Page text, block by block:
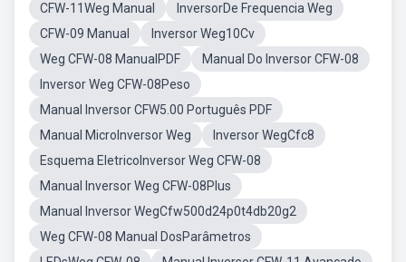
CFW-11Weg Manual
InversorDe Frequencia Weg
CFW-09 Manual
Inversor Weg10Cv
Weg CFW-08 ManualPDF
Manual Do Inversor CFW-08
Inversor Weg CFW-08Peso
Manual Inversor CFW5.00 Português PDF
Manual MicroInversor Weg
Inversor WegCfc8
Esquema EletricoInversor Weg CFW-08
Manual Inversor Weg CFW-08Plus
Manual Inversor WegCfw500d24p0t4db20g2
Weg CFW-08 Manual DosParâmetros